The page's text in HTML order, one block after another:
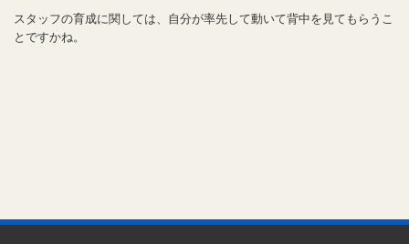
スタッフの育成に関しては、自分が率先して動いて背中を見てもらうこ
とですかね。